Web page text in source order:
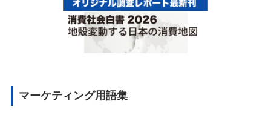
マーケティング用語集